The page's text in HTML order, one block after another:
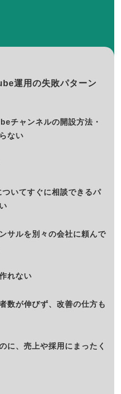
運用の失敗パターン
チャンネルの開設方法・
ない
いてすぐに相談できるパ
サルを別々の会社に頼んで
れない
数が伸びず、改善の仕方も
に、売上や採用にまったく